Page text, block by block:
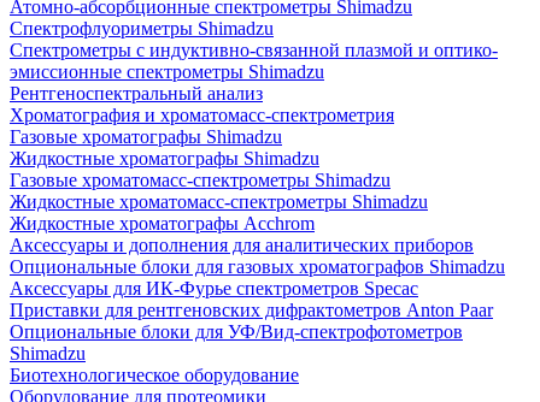
Атомно-абсорбционные спектрометры Shimadzu
Спектрофлуориметры Shimadzu
Спектрометры с индуктивно-связанной плазмой и оптико-
эмиссионные спектрометры Shimadzu
Рентгеноспектральный анализ
Хроматография и хроматомасс-спектрометрия
Газовые хроматографы Shimadzu
Жидкостные хроматографы Shimadzu
Газовые хроматомасс-спектрометры Shimadzu
Жидкостные хроматомасс-спектрометры Shimadzu
Жидкостные хроматографы Acchrom
Аксессуары и дополнения для аналитических приборов
Опциональные блоки для газовых хроматографов Shimadzu
Аксессуары для ИК-Фурье спектрометров Specac
Приставки для рентгеновских дифрактометров Anton Paar
Опциональные блоки для УФ/Вид-спектрофотометров
Shimadzu
Биотехнологическое оборудование
Оборудование для протеомики